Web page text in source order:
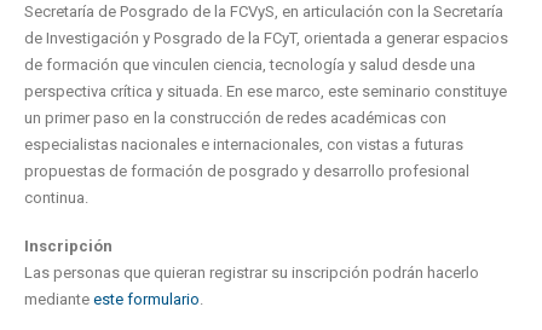
Secretaría de Posgrado de la FCVyS, en articulación con la Secretaría
de Investigación y Posgrado de la FCyT, orientada a generar espacios
de formación que vinculen ciencia, tecnología y salud desde una
perspectiva crítica y situada. En ese marco, este seminario constituye
un primer paso en la construcción de redes académicas con
especialistas nacionales e internacionales, con vistas a futuras
propuestas de formación de posgrado y desarrollo profesional
continua.
Inscripción
Las personas que quieran registrar su inscripción podrán hacerlo
mediante este formulario.